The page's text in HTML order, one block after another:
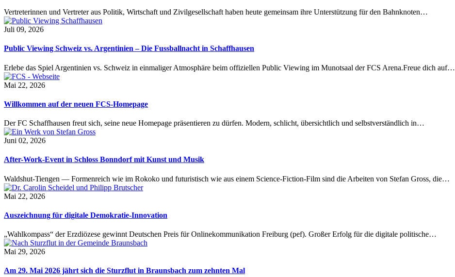
Vertreterinnen und Vertreter aus Politik, Wirtschaft und Zivilgesellschaft haben heute gemeinsam ihre Unterstützung für den Bahnknoten…
Juli 09, 2026
Public Viewing Schweiz vs. Argentinien – Die Fussballnacht in Schaffhausen
Erlebe das Spiel Argentinien vs. Schweiz in einmaliger Atmosphäre beim offiziellen Public Viewing im Munotsaal der FCS Arena.Freue dich auf…
Mai 22, 2026
Willkommen auf der neuen FCS-Homepage
Der FC Schaffhausen freut sich, seine neue Homepage präsentieren zu dürfen. Modern, schlicht, übersichtlich und selbstverständlich in…
Juni 02, 2026
After-Work-Event in Schloss Bonndorf mit Kunst und Musik
Waldshut-Tiengen — Formenreich wie im Rokoko und futuristisch wie aus einem Science-Fiction-Film sind die Arbeiten von Stefan Gross, die…
Mai 22, 2026
Auszeichnung für digitale Demokratie-Innovation
„Wahlkompass“ der Erzdiözese gewinnt Deutschen Preis für Onlinekommunikation Freiburg (pef). Großer Erfolg für die digitale politische…
Mai 29, 2026
Am 29. Mai 2026 jährt sich die Sturzflut in Braunsbach zum zehnten Mal